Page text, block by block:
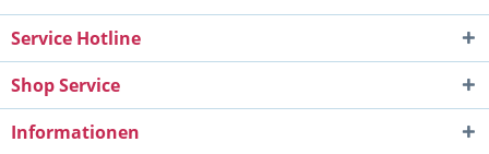
Service Hotline
Shop Service
Informationen